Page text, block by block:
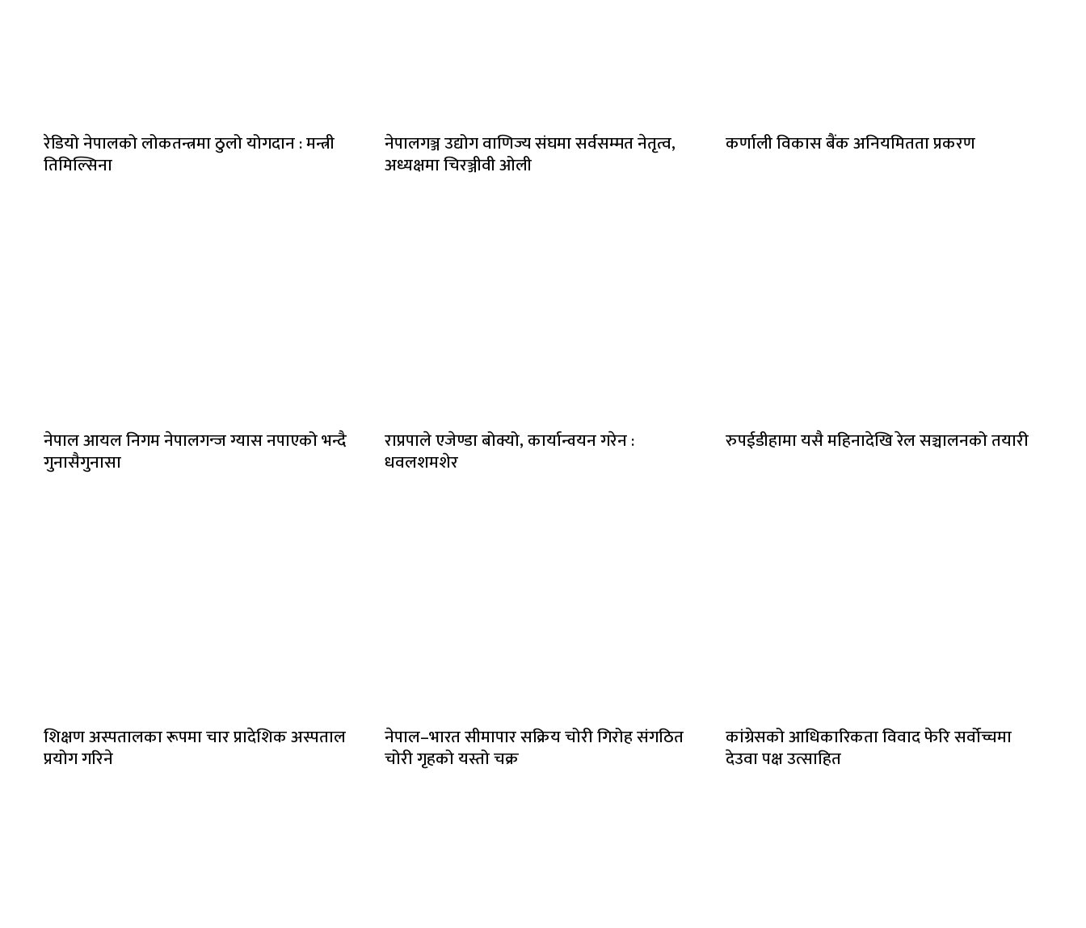
रेडियो नेपालको लोकतन्त्रमा ठुलो योगदान : मन्त्री
तिमिल्सिना
नेपालगञ्ज उद्योग वाणिज्य संघमा सर्वसम्मत नेतृत्व,
अध्यक्षमा चिरञ्जीवी ओली
कर्णाली विकास बैंक अनियमितता प्रकरण
नेपाल आयल निगम नेपालगन्ज ग्यास नपाएको भन्दै
गुनासैगुनासा
राप्रपाले एजेण्डा बोक्यो, कार्यान्वयन गरेन :
धवलशमशेर
रुपईडीहामा यसै महिनादेखि रेल सञ्चालनको तयारी
शिक्षण अस्पतालका रूपमा चार प्रादेशिक अस्पताल
प्रयोग गरिने
नेपाल–भारत सीमापार सक्रिय चोरी गिरोह संगठित
चोरी गृहको यस्तो चक्र
कांग्रेसको आधिकारिकता विवाद फेरि सर्वोच्चमा
देउवा पक्ष उत्साहित